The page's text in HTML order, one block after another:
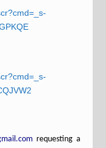
requesting a